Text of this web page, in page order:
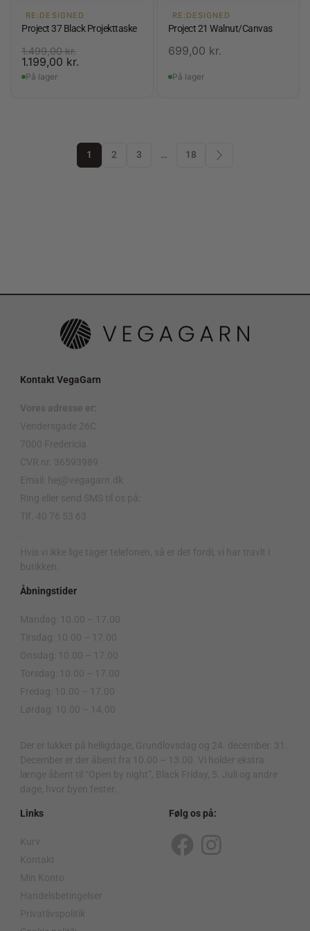
RE:DESIGNED
Project 37 Black Projekttaske
1.499,00kr.
1.199,00 kr.
På lager
RE:DESIGNED
Project 21 Walnut/Canvas
699,00 kr.
På lager
1 2 3 … 18
Kontakt VegaGarn
Vores adresse er:
Vendersgade 26C
7000 Fredericia
CVR nr. 36593989
Email: hej@vegagarn.dk
Ring eller send SMS til os på:
Tlf. 40 76 53 63
Hvis vi ikke lige tager telefonen, så er det fordi, vi har travlt i
butikken.
Åbningstider
Mandag: 10.00 – 17.00
Tirsdag: 10.00 – 17.00
Onsdag: 10.00 – 17.00
Torsdag: 10.00 – 17.00
Fredag: 10.00 – 17.00
Lørdag: 10.00 – 14.00
Der er lukket på helligdage, Grundlovsdag og 24. december. 31.
December er der åbent fra 10.00 – 13.00. Vi holder ekstra
længe åbent til “Open by night”, Black Friday, 5. Juli og andre
dage, hvor byen fester.
Links
Kurv
Kontakt
Min Konto
Handelsbetingelser
Privatlivspolitik
Følg os på:
F
I